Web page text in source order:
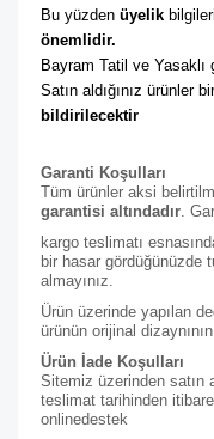
Bu yüzden üyelik
önemlidir.
Bayram Tatil ve Yasaklı
bildirilecektir
Garanti Koşulları
Tüm ürünler aksi
garantisi altındadır .
kargo teslimatı
bir hasar gördüğünüzde
almayınız.
Ürün üzerinde yapılan
ürünün orijinal
Ürün İade Koşulları
Sitemiz üzerinden satın
teslimat tarihinden
onlinedestek